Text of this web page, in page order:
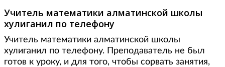
Учитель математики алматинской школы
хулиганил по телефону
Учитель математики алматинской школы
хулиганил по телефону. Преподаватель не был
готов к уроку, и для того, чтобы сорвать занятия,